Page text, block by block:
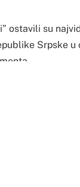
ostavili su
Srpske u